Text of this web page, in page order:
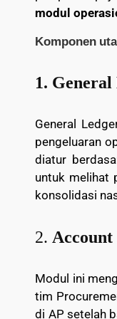
modul
Komponen
1.
General
pengeluaran
diatur
untuk melihat
konsolidasi
2. Account
Modul ini
tim
di AP setelah